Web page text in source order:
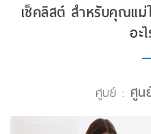
เช็คลิสต์ สำหรับคุณแ
อะ
ศูนย์ : ศูน